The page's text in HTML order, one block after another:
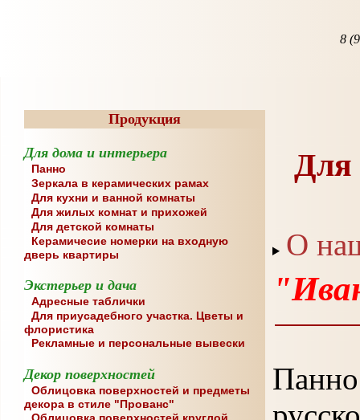
8
Продукция
Для дома и интерьера
Панно
Зеркала в керамических рамах
Для кухни и ванной комнаты
Для жилых комнат и прихожей
Для детской комнаты
Керамичесие номерки на входную
дверь квартиры
Экстерьер и дача
Адресные таблички
Для приусадебного участка. Цветы и
флористика
Рекламные и персональные вывески
Декор поверхностей
Облицовка поверхностей и предметы
декора в стиле "Прованс"
Для
О